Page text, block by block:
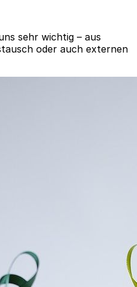
sehr wichtig – aus
oder auch externen